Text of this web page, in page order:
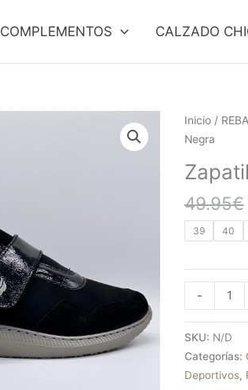
COMPLEMENTOS CALZADO
Inicio/
Negra
49.95€
39 40
-
Zapatilla
Plumaflex
cantidad
SKU: N/D
Categorías:
Deportivos,